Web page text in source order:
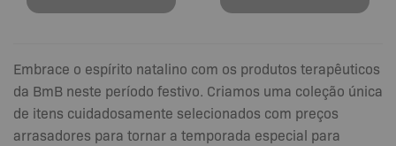
Embrace o espírito natalino com os produtos terapêuticos
da BmB neste período festivo. Criamos uma coleção única
de itens cuidadosamente selecionados com preços
arrasadores para tornar a temporada especial para